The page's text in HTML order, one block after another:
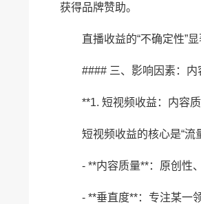
获得品牌赞助。
直播收益的“不确定性”
#### 三、影响因素：
**1. 短视频收益：内容
短视频收益的核心是“流
- **内容质量**：原创性
- **垂直度**：专注某一